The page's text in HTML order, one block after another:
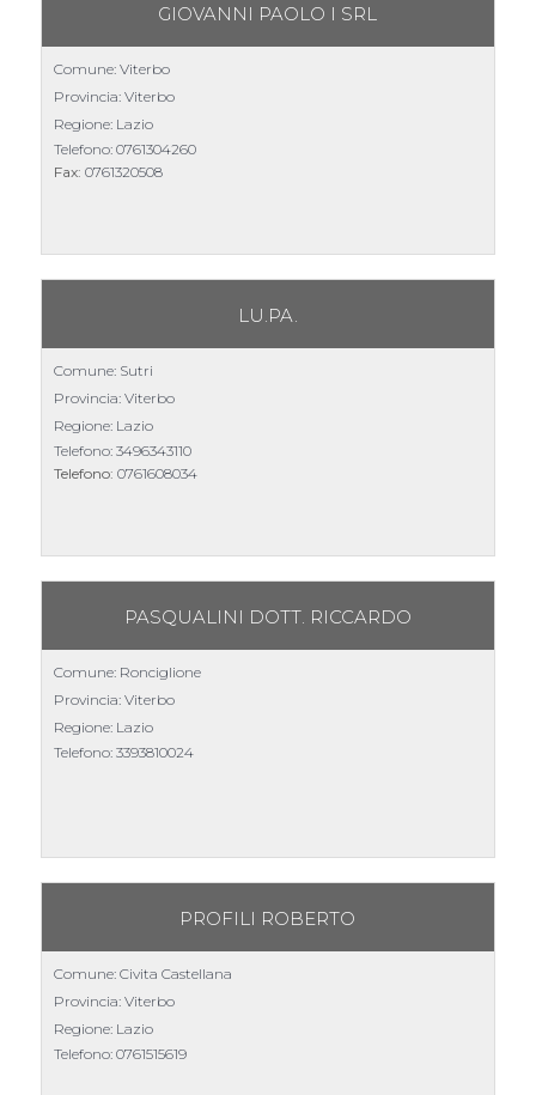
GIOVANNI PAOLO I SRL
Comune: Viterbo
Provincia: Viterbo
Regione: Lazio
Telefono: 0761304260
Fax: 0761320508
LU.PA.
Comune: Sutri
Provincia: Viterbo
Regione: Lazio
Telefono: 3496343110
Telefono: 0761608034
PASQUALINI DOTT. RICCARDO
Comune: Ronciglione
Provincia: Viterbo
Regione: Lazio
Telefono: 3393810024
PROFILI ROBERTO
Comune: Civita Castellana
Provincia: Viterbo
Regione: Lazio
Telefono: 0761515619